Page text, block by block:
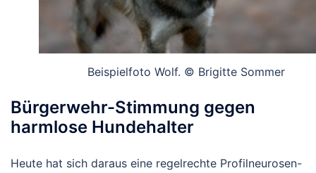
Beispielfoto Wolf. © Brigitte Sommer
Bürgerwehr-Stimmung gegen
harmlose Hundehalter
Heute hat sich daraus eine regelrechte Profilneurosen-